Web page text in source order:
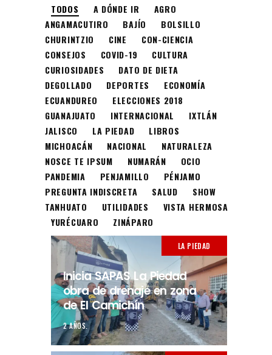
TODOS A DÓNDE IR
AGRO
ANGAMACUTIRO
BAJÍO
BOLSILLO
CHURINTZIO
CINE
CON-CIENCIA
CONSEJOS
COVID-19
CULTURA
CURIOSIDADES
DATO DE DIETA
DEGOLLADO
DEPORTES
ECONOMÍA
ECUANDUREO
ELECCIONES 2018
GUANAJUATO
INTERNACIONAL
IXTLÁN
JALISCO
LA PIEDAD
LIBROS
MICHOACÁN
NACIONAL
NATURALEZA
NOSCE TE IPSUM
NUMARÁN
OCIO
PANDEMIA
PENJAMILLO
PÉNJAMO
PREGUNTA INDISCRETA
SALUD
SHOW
TANHUATO
UTILIDADES
VISTA HERMOSA
YURÉCUARO
ZINÁPARO
LA PIEDAD
Inicia SAPAS La Piedad
obra de drenaje en zona
de El Camichín
2 AÑOS.